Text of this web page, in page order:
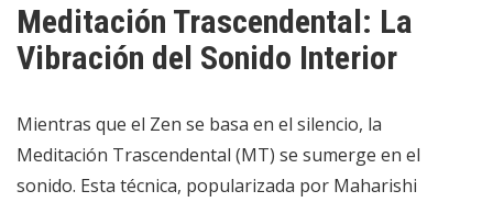
Meditación Trascendental: La
Vibración del Sonido Interior
Mientras que el Zen se basa en el silencio, la
Meditación Trascendental (MT) se sumerge en el
sonido. Esta técnica, popularizada por Maharishi